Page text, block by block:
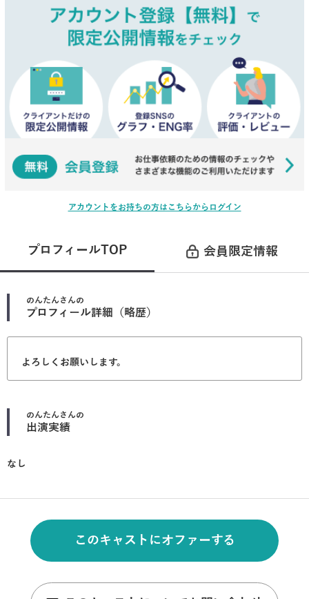
アカウントをお持ちの方はこちらからログイン
プロフィールTOP 会員限定情報
のんたん さんの
プロフィール詳細（略歴）
よろしくお願いします。
のんたん さんの
出演実績
なし
このキャストにオファーする